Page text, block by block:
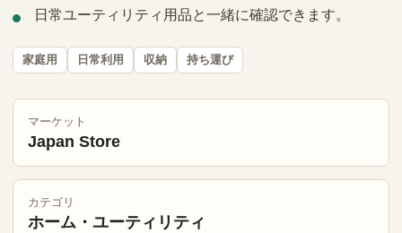
日常ユーティリティ用品と一緒に確認できます。
家庭用 日常利用 収納 持ち運び
マーケット
Japan Store
カテゴリ
ホーム・ユーティリティ